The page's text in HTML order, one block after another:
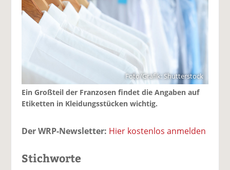
Foto/Grafik: Shutterstock
Ein Großteil der Franzosen findet die Angaben auf
Etiketten in Kleidungsstücken wichtig.
Der WRP-Newsletter: Hier kostenlos anmelden
Stichworte